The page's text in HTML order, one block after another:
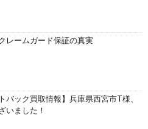
レームガード保証の真実
バック買取情報】兵庫県西宮市T様、
いました！